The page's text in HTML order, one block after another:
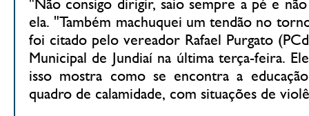
"Não consigo dirigir, saio sempre a pé e
ela. "Também machuquei um tendão no
foi citado pelo vereador Rafael Purgato
Municipal de Jundiaí na última terça-feira.
isso mostra como se encontra a
quadro de calamidade, com situações de